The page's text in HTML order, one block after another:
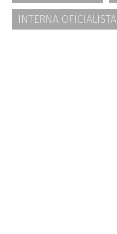
INTERNA OFICIALISTA